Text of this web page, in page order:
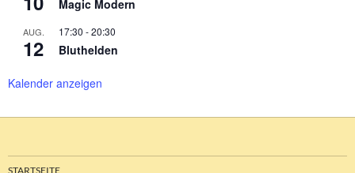
Magic Modern
AUG.
12
17:30 -20:30
Bluthelden
Kalender anzeigen
STARTSEITE